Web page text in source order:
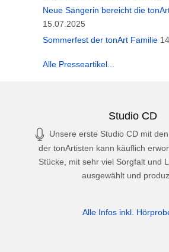
Neue Sängerin bereicht die
15.07.2025
Sommerfest der tonArt Familie
Alle Presseartikel...
Studio CD
Unsere erste Studio CD mit
der tonArtisten kann käuflich
Stücke, mit sehr viel Sorgfalt und
ausgewählt und
Alle Infos inkl.